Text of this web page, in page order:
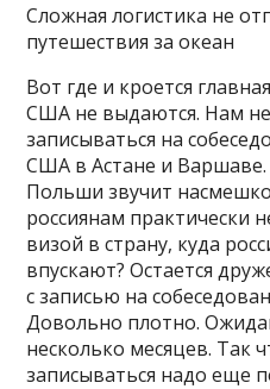
Сложная логистика не
путешествия за океан
Вот где и кроется
США не выдаются. Нам
записываться на
США в Астане и Варшаве.
Польши звучит
россиянам практически
визой в страну, куда
впускают? Остается
с записью на
Довольно плотно.
несколько месяцев. Так
записываться надо еще